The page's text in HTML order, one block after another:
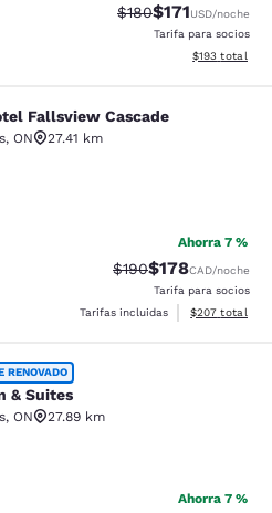
Precio tachado:
$180Precio con
$171USD/noche
Tarifa para socios
Ver detalles
$193 total
Cascade
Fallsview Cascade
, ON
27.41 km
3.9 estrellas. Bueno. 3169 reseñas
Ahorra 7 %
Precio tachado:
$190Precio con
$178CAD/noche
Tarifa para socios
Tarifas incluidas
Ver detalles
$207 total
RENOVADO
& Suites
, ON
27.89 km
2.96 estrellas. Feria. 1823 reseñas
Ahorra 7 %